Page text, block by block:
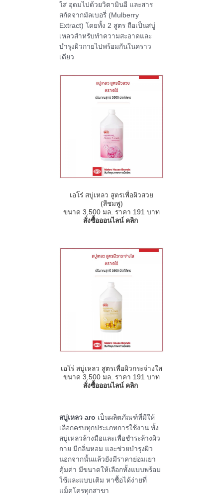
ใส อุดมไปด้วยวิตามินอี และสาร
สกัดจากมัลเบอรี่ (Mulberry
Extract) โดยทั้ง 2 สูตร ถือเป็นสบู่
เหลวสำหรับทำความสะอาดและ
บำรุงผิวกายไปพร้อมกันในคราว
เดียว
เอโร่ สบู่เหลว สูตรเพื่อผิวสวย
(สีชมพู)
ขนาด 3,500 มล. ราคา 191 บาท
สั่งซื้อออนไลน์ คลิก
เอโร่ สบู่เหลว สูตรเพื่อผิวกระจ่างใส
ขนาด 3,500 มล. ราคา 191 บาท
สั่งซื้อออนไลน์ คลิก
สบู่เหลว aro เป็นผลิตภัณฑ์ที่มีให้
เลือกครบทุกประเภทการใช้งาน ทั้ง
สบู่เหลวล้างมือและเพื่อชำระล้างผิว
กาย มีกลิ่นหอม และช่วยบำรุงผิว
นอกจากนั้นแล้วยังมีราคาย่อมเยา
คุ้มค่า มีขนาดให้เลือกทั้งแบบพร้อม
ใช้และแบบเติม หาซื้อได้ง่ายที่
แม็คโครทุกสาขา